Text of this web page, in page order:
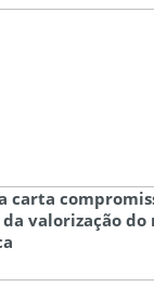
carta
valorização do